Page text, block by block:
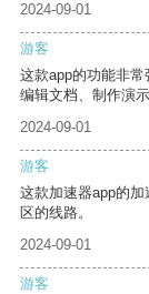
2024-09-01
游客
这款app的功能非
编辑文档、制作演
2024-09-01
游客
这款加速器app的
区的线路。
2024-09-01
游客